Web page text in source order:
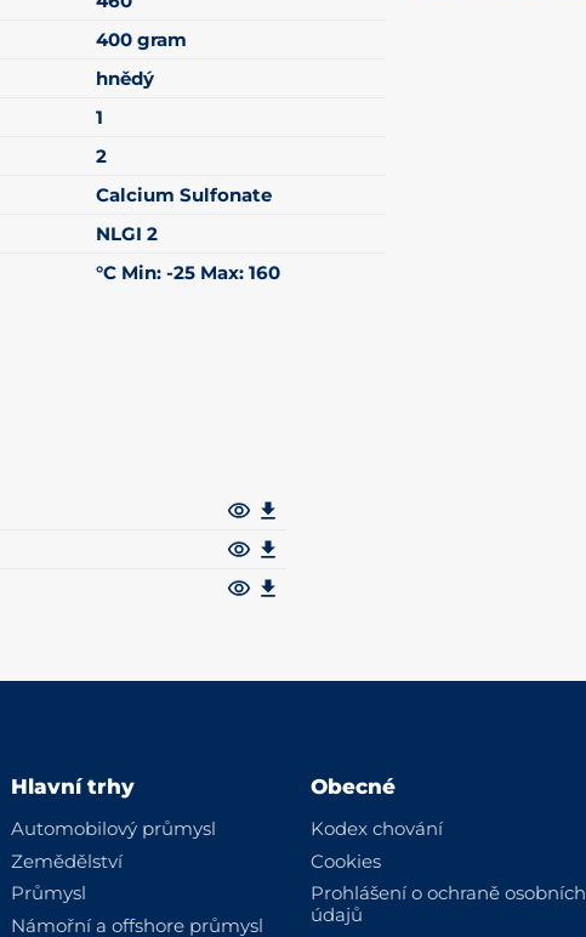
400 gram
hnědý
1
2
Calcium Sulfonate
NLGI 2
°C Min: -25 Max: 160
Hlavní trhy
Automobilový průmysl
Zemědělství
Průmysl
Námořní a offshore průmysl
Obecné
Kodex chování
Cookies
Prohlášení o ochraně osobních
údajů